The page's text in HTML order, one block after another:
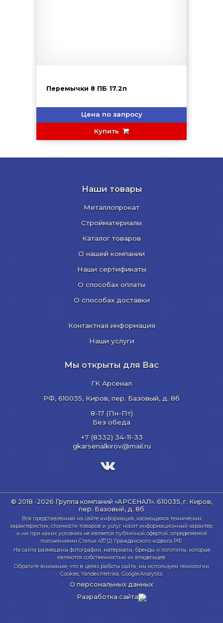
Перемычки 8 ПБ 17.2п
Цена по запросу
Купить
Наши товары
Металлопрокат
Стройматериалы
Каталог товаров
О нашей компании
Наши сертификаты
О способах оплаты
О способах доставки
Контактная информация
Наши услуги
Мы открыты для Вас
ГК Арсенал
РФ, 610035, Киров, пер. Базовый, д. 8б
8-17 (Пн-Пт)
Без обеда
+7 (8332) 34-11-33
gkarsenalkirov@mail.ru
© 2018 -2026 Группа компаний «АРСЕНАЛ». 610035, г. Киров,
пер. Базовый, д. 8б
Вся представленная на сайте информация, касающаяся технических
характеристик, стоимости товаров и услуг носит информационный характер,
и ни при каких условиях не является публичной офертой, определяемой
положениями Статьи 437(2) Гражданского кодекса РФ.
На сайта размещены фотографии, материалы, бренды и логотипы, которые
являются собственностью их владельцев.
Обратите внимание, что в целях работы сайта, мы используем технологии
Cookies, Yandex.Metrika, Google.Analytics.
О персональных данных
Разработка сайта